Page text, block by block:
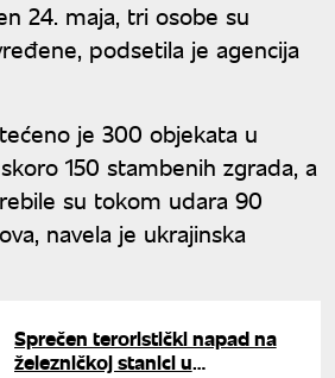
24. maja, tri osobe su
podsetila je agencija
je 300 objekata u
150 stambenih zgrada, a
su tokom udara 90
navela je ukrajinska
Sprečen teroristički napad na
železničkoj stanici u